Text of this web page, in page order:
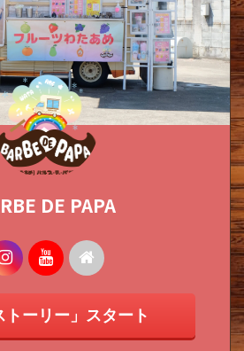
DE PAPA
トーリー」スタート